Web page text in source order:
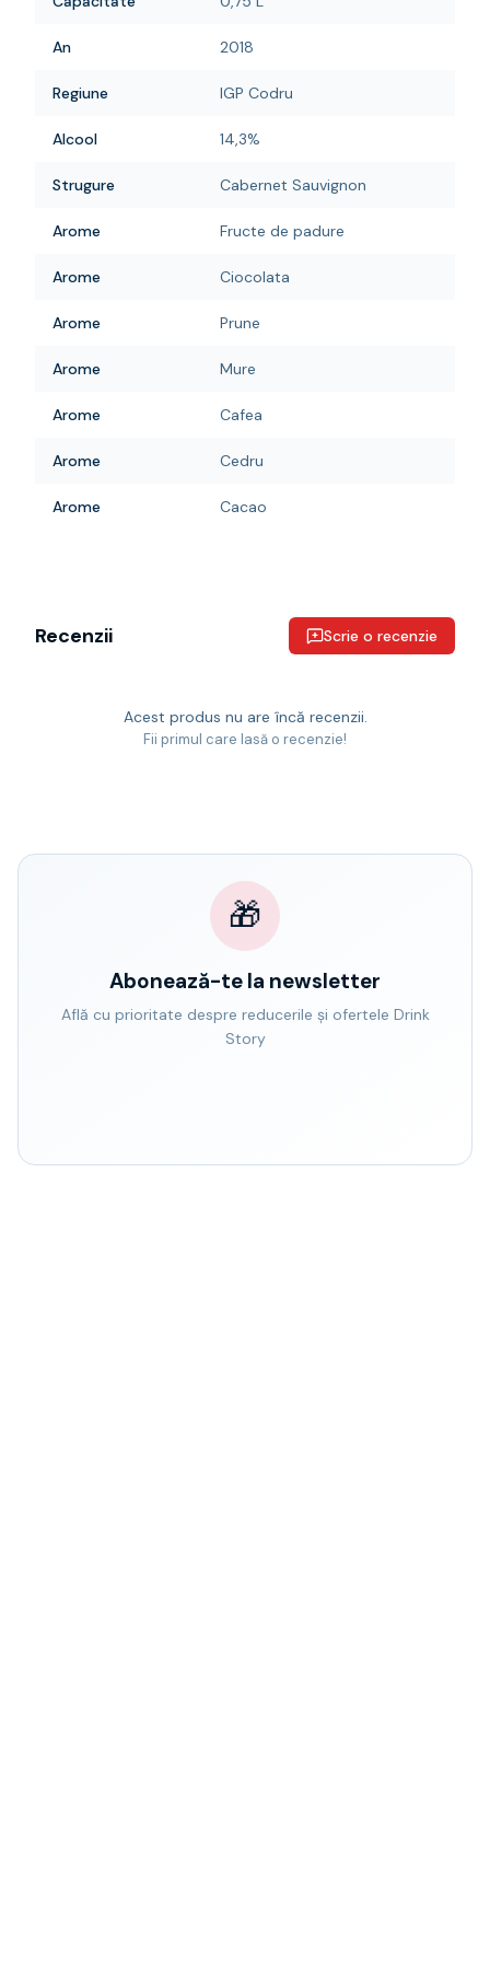
An 2018
Regiune IGP Codru
Alcool 14,3%
Strugure Cabernet Sauvignon
Arome Fructe de padure
Arome Ciocolata
Arome Prune
Arome Mure
Arome Cafea
Arome Cedru
Arome Cacao
Recenzii Scrie o recenzie
Acest produs nu are încă recenzii.
Fii primul care lasă o recenzie!
🎁
Abonează-te la newsletter
Află cu prioritate despre reducerile și ofertele Drink
Story